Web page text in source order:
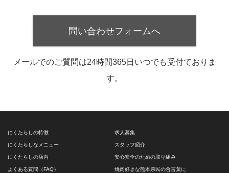
問い合わせフォームへ
メールでのご質問は24時間365日いつでも受付ておりま
す。
にくたらしの特徴
にくたらしなメニュー
にくたらしの店内
よくある質問（FAQ）
求人募集
スタッフ紹介
安心安全のための取り組み
焼肉好きな熊本県民の合言葉に